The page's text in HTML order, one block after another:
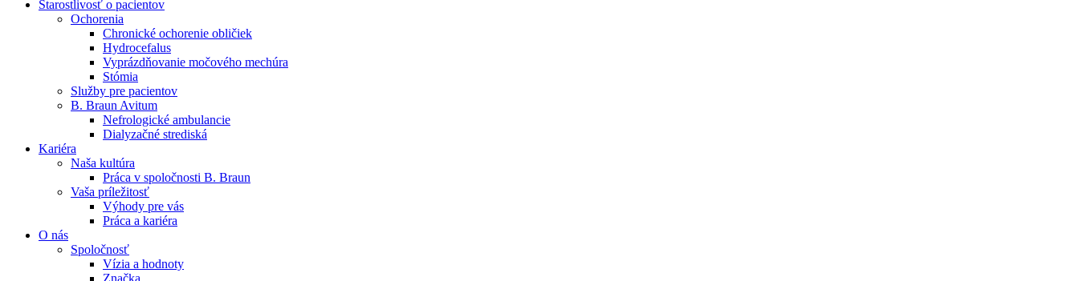
Produktový katalóg​
Dialyzačné strediská
B. Braun Avitum poskytuje kvalitnú dialyzačnú starostlivosť vo všetkých svojich strediskách na Slovensku. Viac informácií nájdete na stránke jednotlivých stredísk.
Nájdite si prácu u nás​
Objavte svoje kariérne príležitosti ​v B. Braun. Vyhľadajte náš trh práce​ pre zaujímavé pozície na Slovensku.​
Kontakt
Zostaňte v dialógu s B. Braun. Kontaktujte nás.
Starostlivosť o pacientov
Ochorenia
Chronické ochorenie obličiek
Hydrocefalus
Vyprázdňovanie močového mechúra
Stómia
Služby pre pacientov
B. Braun Avitum
Nefrologické ambulancie
Dialyzačné strediská
Kariéra
Naša kultúra
Práca v spoločnosti B. Braun
Vaša príležitosť
Výhody pre vás
Práca a kariéra
O nás
Spoločnosť
Vízia a hodnoty
Značka